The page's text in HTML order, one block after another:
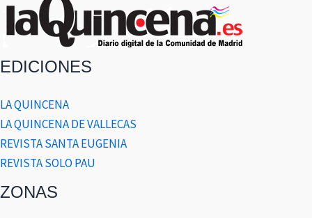
EDICIONES
LA QUINCENA
LA QUINCENA DE VALLECAS
REVISTA SANTA EUGENIA
REVISTA SOLO PAU
ZONAS